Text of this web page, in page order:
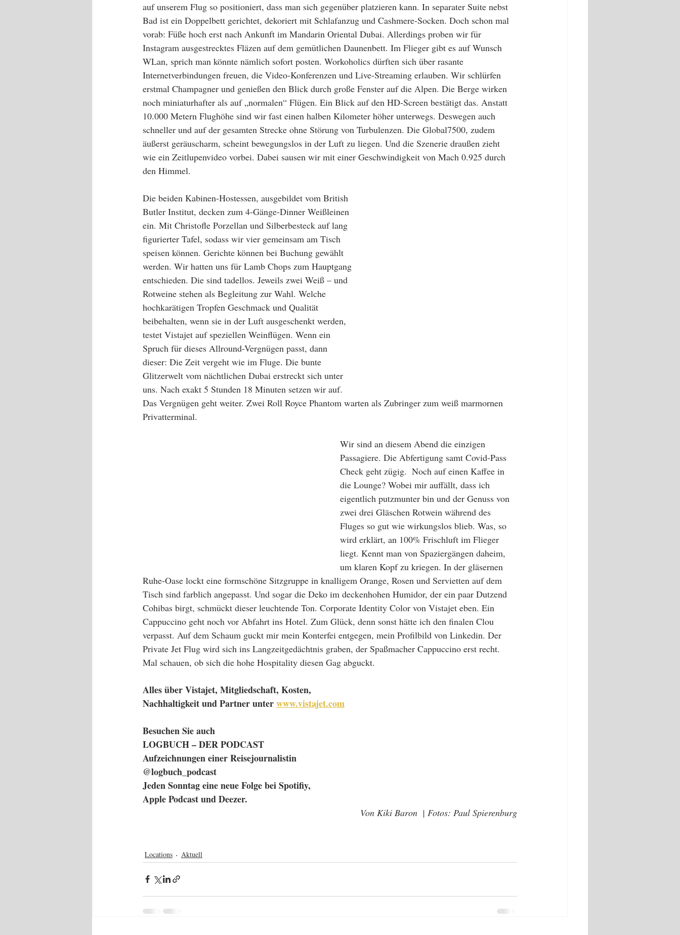
auf unserem Flug so positioniert, dass man sich gegenüber platzieren kann. In separater Suite nebst
Bad ist ein Doppelbett gerichtet, dekoriert mit Schlafanzug und Cashmere-Socken. Doch schon mal
vorab: Füße hoch erst nach Ankunft im Mandarin Oriental Dubai. Allerdings proben wir für
Instagram ausgestrecktes Fläzen auf dem gemütlichen Daunenbett. Im Flieger gibt es auf Wunsch
WLan, sprich man könnte nämlich sofort posten. Workoholics dürften sich über rasante
Internetverbindungen freuen, die Video-Konferenzen und Live-Streaming erlauben. Wir schlürfen
erstmal Champagner und genießen den Blick durch große Fenster auf die Alpen. Die Berge wirken
noch miniaturhafter als auf „normalen“ Flügen. Ein Blick auf den HD-Screen bestätigt das. Anstatt
10.000 Metern Flughöhe sind wir fast einen halben Kilometer höher unterwegs. Deswegen auch
schneller und auf der gesamten Strecke ohne Störung von Turbulenzen. Die Global7500, zudem
äußerst geräuscharm, scheint bewegungslos in der Luft zu liegen. Und die Szenerie draußen zieht
wie ein Zeitlupenvideo vorbei. Dabei sausen wir mit einer Geschwindigkeit von Mach 0.925 durch
den Himmel.
Die beiden Kabinen-Hostessen, ausgebildet vom British
Butler Institut, decken zum 4-Gänge-Dinner Weißleinen
ein. Mit Christofle Porzellan und Silberbesteck auf lang
figurierter Tafel, sodass wir vier gemeinsam am Tisch
speisen können. Gerichte können bei Buchung gewählt
werden. Wir hatten uns für Lamb Chops zum Hauptgang
entschieden. Die sind tadellos. Jeweils zwei Weiß – und
Rotweine stehen als Begleitung zur Wahl. Welche
hochkarätigen Tropfen Geschmack und Qualität
beibehalten, wenn sie in der Luft ausgeschenkt werden,
testet Vistajet auf speziellen Weinflügen. Wenn ein
Spruch für dieses Allround-Vergnügen passt, dann
dieser: Die Zeit vergeht wie im Fluge. Die bunte
Glitzerwelt vom nächtlichen Dubai erstreckt sich unter
uns. Nach exakt 5 Stunden 18 Minuten setzen wir auf.
Das Vergnügen geht weiter. Zwei Roll Royce Phantom warten als Zubringer zum weiß marmornen
Privatterminal.
Wir sind an diesem Abend die einzigen
Passagiere. Die Abfertigung samt Covid-Pass
Check geht zügig.  Noch auf einen Kaffee in
die Lounge? Wobei mir auffällt, dass ich
eigentlich putzmunter bin und der Genuss von
zwei drei Gläschen Rotwein während des
Fluges so gut wie wirkungslos blieb. Was, so
wird erklärt, an 100% Frischluft im Flieger
liegt. Kennt man von Spaziergängen daheim,
um klaren Kopf zu kriegen. In der gläsernen
Ruhe-Oase lockt eine formschöne Sitzgruppe in knalligem Orange, Rosen und Servietten auf dem
Tisch sind farblich angepasst. Und sogar die Deko im deckenhohen Humidor, der ein paar Dutzend
Cohibas birgt, schmückt dieser leuchtende Ton. Corporate Identity Color von Vistajet eben. Ein
Cappuccino geht noch vor Abfahrt ins Hotel. Zum Glück, denn sonst hätte ich den finalen Clou
verpasst. Auf dem Schaum guckt mir mein Konterfei entgegen, mein Profilbild von Linkedin. Der
Private Jet Flug wird sich ins Langzeitgedächtnis graben, der Spaßmacher Cappuccino erst recht.
Mal schauen, ob sich die hohe Hospitality diesen Gag abguckt.
Alles über Vistajet, Mitgliedschaft, Kosten,
Nachhaltigkeit und Partner unter www.vistajet.com
Besuchen Sie auch
LOGBUCH – DER PODCAST
Aufzeichnungen einer Reisejournalistin
@logbuch_podcast
Jeden Sonntag eine neue Folge bei Spotifiy,
Apple Podcast und Deezer.
Von Kiki Baron  | Fotos: Paul Spierenburg
Locations Aktuell